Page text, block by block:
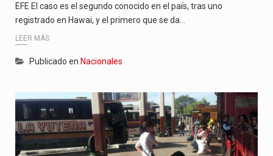
EFE El caso es el segundo conocido en el país, tras uno
registrado en Hawai, y el primero que se da…
LEER MÁS
Publicado en Nacionales